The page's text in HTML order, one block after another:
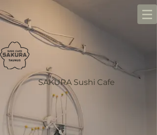
SAKURA Sushi Cafe